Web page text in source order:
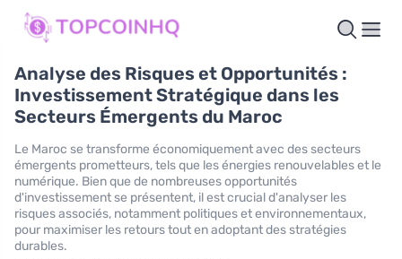
Analyse des Risques et Opportunités :
Investissement Stratégique dans les
Secteurs Émergents du Maroc
Le Maroc se transforme économiquement avec des secteurs
émergents prometteurs, tels que les énergies renouvelables et le
numérique. Bien que de nombreuses opportunités
d'investissement se présentent, il est crucial d'analyser les
risques associés, notamment politiques et environnementaux,
pour maximiser les retours tout en adoptant des stratégies
durables.